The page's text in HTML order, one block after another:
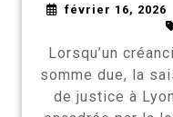
février 16, 2026
Lorsqu’un
somme due, la
de justice à